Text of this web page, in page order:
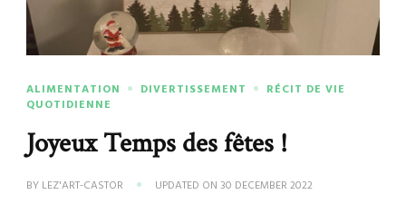
ALIMENTATION DIVERTISSEMENT
RÉCIT DE VIE
QUOTIDIENNE
Joyeux Temps des fêtes !
BY LEZ'ART-CASTOR UPDATED ON 30 DECEMBER 2022